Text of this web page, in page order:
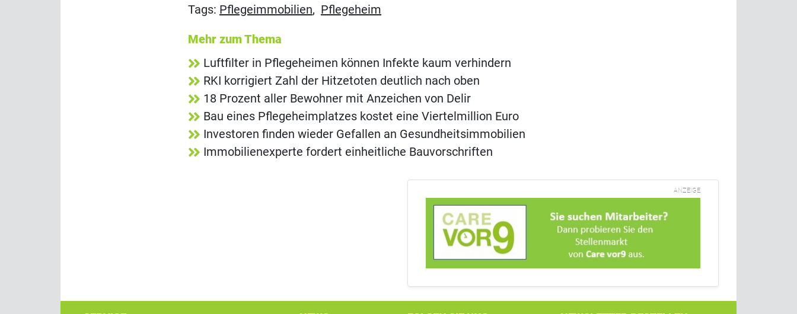
Tags: Pflegeimmobilien, Pflegeheim
Mehr zum Thema
Luftfilter in Pflegeheimen können Infekte kaum verhindern
RKI korrigiert Zahl der Hitzetoten deutlich nach oben
18 Prozent aller Bewohner mit Anzeichen von Delir
Bau eines Pflegeheimplatzes kostet eine Viertelmillion Euro
Investoren finden wieder Gefallen an Gesundheitsimmobilien
Immobilienexperte fordert einheitliche Bauvorschriften
ANZEIGE